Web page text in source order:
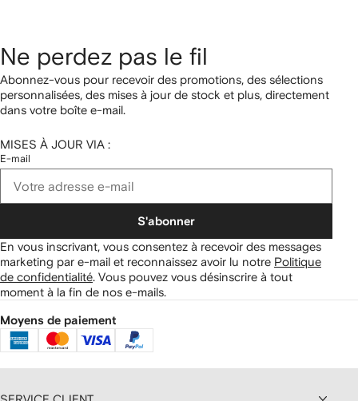
Ne perdez pas le fil
Abonnez-vous pour recevoir des promotions, des sélections
personnalisées, des mises à jour de stock et plus, directement
dans votre boîte e-mail.
MISES À JOUR VIA :
E-mail
S'abonner
En vous inscrivant, vous consentez à recevoir des messages
marketing par e-mail et reconnaissez avoir lu notre Politique
de confidentialité. Vous pouvez vous désinscrire à tout
moment à la fin de nos e-mails.
Moyens de paiement
SERVICE CLIENT